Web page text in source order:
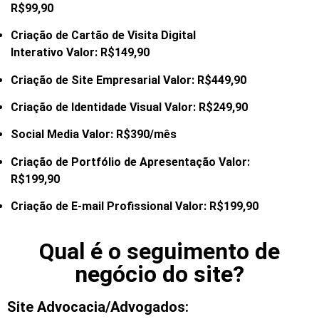
R$99,90
Criação de Cartão de Visita Digital
Interativo Valor: R$149,90
Criação de Site Empresarial Valor: R$449,90
Criação de Identidade Visual Valor: R$249,90
Social Media Valor: R$390/mês
Criação de Portfólio de Apresentação Valor:
R$199,90
Criação de E-mail Profissional Valor: R$199,90
Qual é o seguimento de
negócio do site?
Site Advocacia/Advogados: